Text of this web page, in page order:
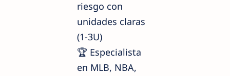
riesgo con
unidades claras
(1-3U)
🏆 Especialista
en MLB, NBA,